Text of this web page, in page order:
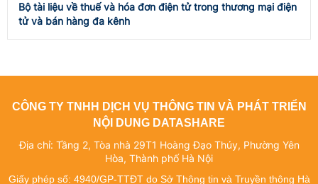
Bộ tài liệu về thuế và hóa đơn điện tử trong thương mại điện
tử và bán hàng đa kênh
CÔNG TY TNHH DỊCH VỤ THÔNG TIN VÀ PHÁT TRIỂN
NỘI DUNG DATASHARE
Địa chỉ: Tầng 2, Tòa nhà 29T1 Hoàng Đạo Thúy, Phường Yên
Hòa, Thành phố Hà Nội
Giấy phép số: 4940/GP-TTĐT do Sở Thông tin và Truyền thông Hà